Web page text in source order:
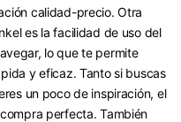
calidad-precio. Otra
es la facilidad de uso del
lo que te permite
y eficaz. Tanto si buscas
un poco de inspiración, el
perfecta. También